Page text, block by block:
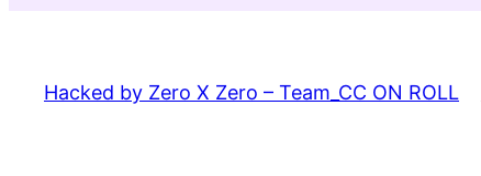
content
Hacked by Zero X Zero – Team_CC ON ROLL